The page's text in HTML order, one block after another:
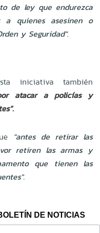
de ley que endurezca
a quienes asesinen o
y Seguridad".
iniciativa también
atacar a policías y
"antes de retirar las
retiren las armas y
que tienen las
DE NOTICIAS